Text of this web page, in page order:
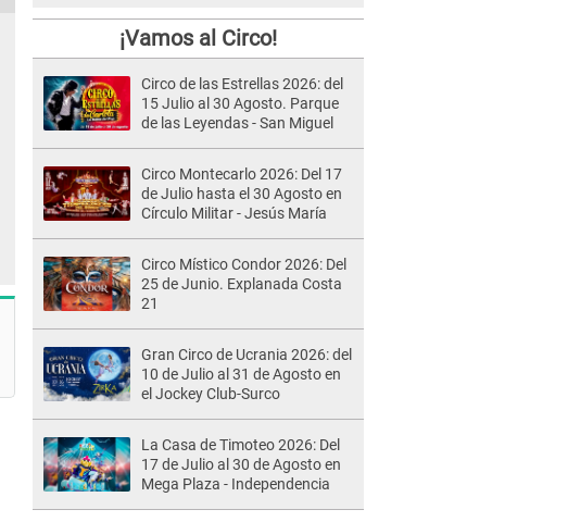
¡Vamos al Circo!
Circo de las Estrellas 2026: del
15 Julio al 30 Agosto. Parque
de las Leyendas - San Miguel
Circo Montecarlo 2026: Del 17
de Julio hasta el 30 Agosto en
Círculo Militar - Jesús María
Circo Místico Condor 2026: Del
25 de Junio. Explanada Costa
21
Gran Circo de Ucrania 2026: del
10 de Julio al 31 de Agosto en
el Jockey Club-Surco
La Casa de Timoteo 2026: Del
17 de Julio al 30 de Agosto en
Mega Plaza - Independencia